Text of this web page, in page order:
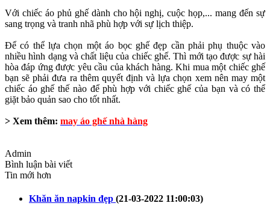
Với chiếc áo phủ ghế dành cho hội nghị, cuộc họp,... mang đến sự
sang trọng và tranh nhã phù hợp với sự lịch thiệp.
Để có thể lựa chọn một áo bọc ghế đẹp cần phải phụ thuộc vào
nhiều hình dạng và chất liệu của chiếc ghế. Thì mới tạo được sự hài
hòa đáp ứng được yêu cầu của khách hàng. Khi mua một chiếc ghế
bạn sẽ phải đưa ra thêm quyết định và lựa chọn xem nên may một
chiếc áo ghế thế nào để phù hợp với chiếc ghế của bạn và có thể
giặt bảo quản sao cho tốt nhất.
> Xem thêm: may áo ghế nhà hàng
Admin
Bình luận bài viết
Tin mới hơn
Khăn ăn napkin đẹp (21-03-2022 11:00:03)